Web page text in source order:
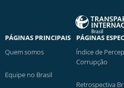
PÁGINAS PRINCIPAIS
Quem somos
Equipe no Brasil
PÁGINAS
Índice de
Corrupção
Retrospectiva